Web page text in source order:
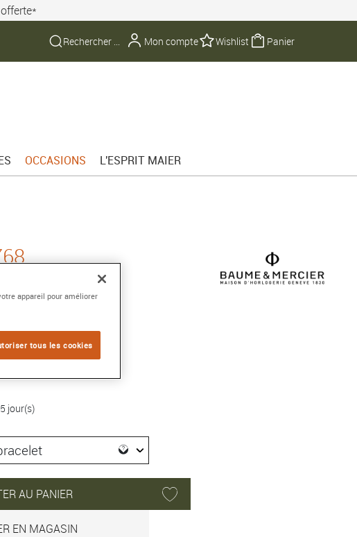
Mon compte Wishlist Panier
OCCASIONS L'ESPRIT MAIER
date, 42 mm
jour(s)
AU PANIER
EN MAGASIN
appareil pour améliorer
tous les cookies